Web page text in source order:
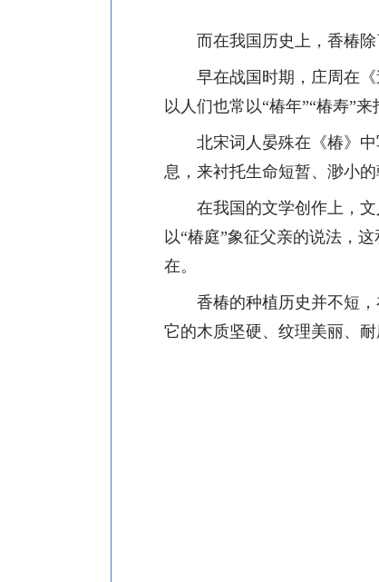
而在我国历史上，香椿
早在战国时期，庄周在
以人们也常以“椿年”“椿寿”来
北宋词人晏殊在《椿》中
息，来衬托生命短暂、渺小的
在我国的文学创作上，
以“椿庭”象征父亲的说法，
在。
香椿的种植历史并不短
它的木质坚硬、纹理美丽、